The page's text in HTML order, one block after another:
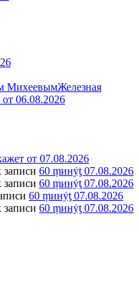
Железная
06.08.2026
от 07.08.2026
записи 60 ṃинẏƫ 07.08.2026
записи 60 ṃинẏƫ 07.08.2026
60 ṃинẏƫ 07.08.2026
записи 60 ṃинẏƫ 07.08.2026